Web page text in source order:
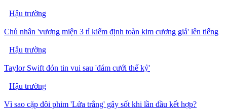
Hậu trường
Chủ nhân 'vương miện 3 tỉ kiểm định toàn kim cương giả' lên tiếng
Hậu trường
Taylor Swift đón tin vui sau 'đám cưới thế kỷ'
Hậu trường
Vì sao cặp đôi phim 'Lửa trắng' gây sốt khi lần đầu kết hợp?